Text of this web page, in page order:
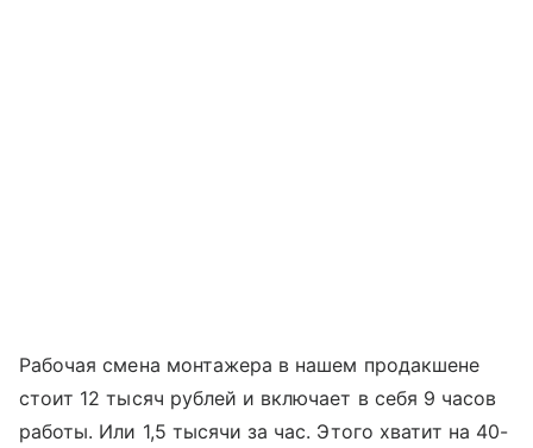
Рабочая смена монтажера в нашем продакшене
стоит 12 тысяч рублей и включает в себя 9 часов
работы. Или 1,5 тысячи за час. Этого хватит на 40-